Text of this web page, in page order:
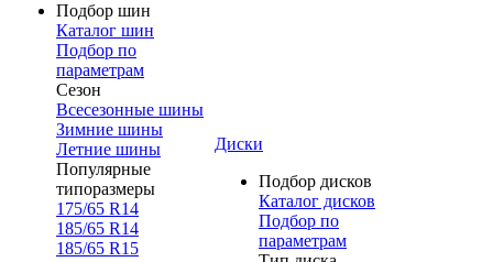
Подбор шин
Каталог шин
Подбор по
параметрам
Сезон
Всесезонные шины
Зимние шины
Летние шины
Популярные
типоразмеры
175/65 R14
185/65 R14
185/65 R15
Диски
Подбор дисков
Каталог дисков
Подбор по
параметрам